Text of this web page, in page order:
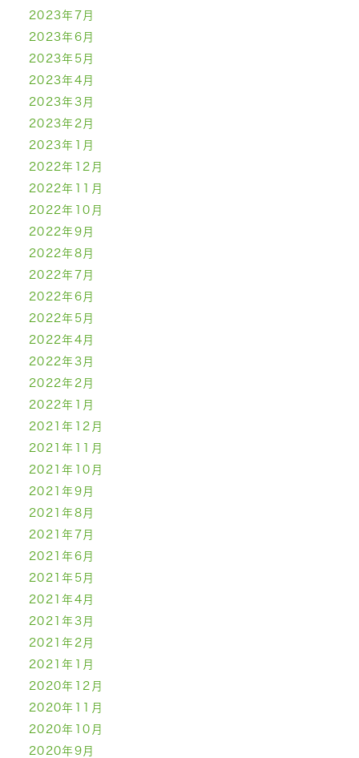
2023年7月
2023年6月
2023年5月
2023年4月
2023年3月
2023年2月
2023年1月
2022年12月
2022年11月
2022年10月
2022年9月
2022年8月
2022年7月
2022年6月
2022年5月
2022年4月
2022年3月
2022年2月
2022年1月
2021年12月
2021年11月
2021年10月
2021年9月
2021年8月
2021年7月
2021年6月
2021年5月
2021年4月
2021年3月
2021年2月
2021年1月
2020年12月
2020年11月
2020年10月
2020年9月